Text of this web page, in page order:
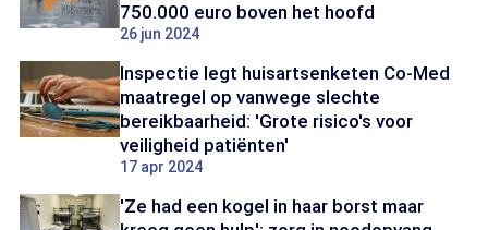
750.000 euro boven het hoofd
26 jun 2024
Inspectie legt huisartsenketen Co-Med
maatregel op vanwege slechte
bereikbaarheid: 'Grote risico's voor
veiligheid patiënten'
17 apr 2024
'Ze had een kogel in haar borst maar